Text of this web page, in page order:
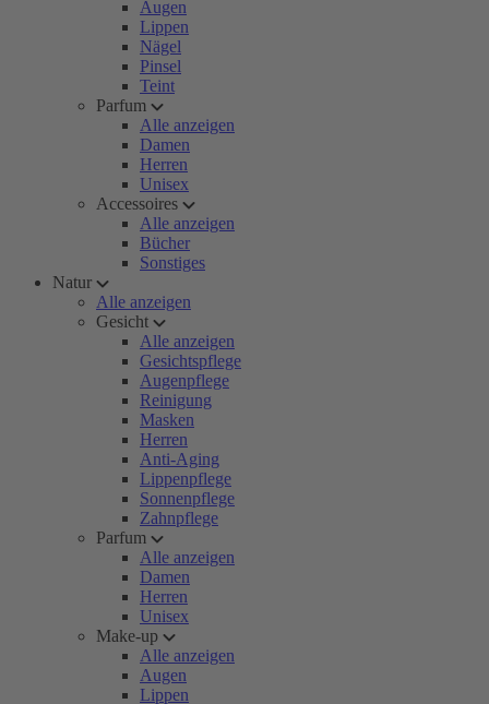
Augen
Lippen
Nägel
Pinsel
Teint
Parfum
Alle anzeigen
Damen
Herren
Unisex
Accessoires
Alle anzeigen
Bücher
Sonstiges
Natur
Alle anzeigen
Gesicht
Alle anzeigen
Gesichtspflege
Augenpflege
Reinigung
Masken
Herren
Anti-Aging
Lippenpflege
Sonnenpflege
Zahnpflege
Parfum
Alle anzeigen
Damen
Herren
Unisex
Make-up
Alle anzeigen
Augen
Lippen